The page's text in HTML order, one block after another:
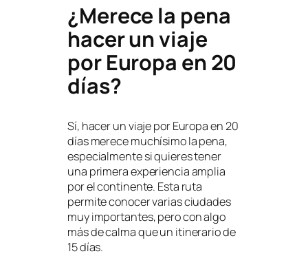
¿Merece la pena
hacer un viaje
por Europa en 20
días?
Sí, hacer un viaje por Europa en 20
días merece muchísimo la pena,
especialmente si quieres tener
una primera experiencia amplia
por el continente. Esta ruta
permite conocer varias ciudades
muy importantes, pero con algo
más de calma que un itinerario de
15 días.